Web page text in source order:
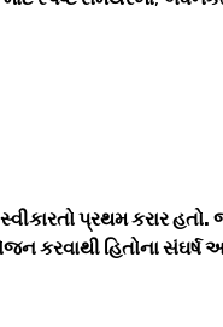
પ્રથમ કરાર હતો.
કરવાથી હિતોના સંઘર્ષ